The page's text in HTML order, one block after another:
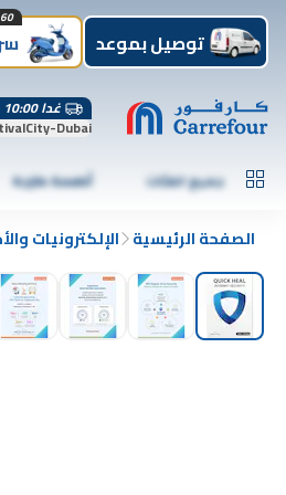
توصيل بموعد
60 دقيقة
غدا 10:00 ص
Dubai
جميع الفئات أطعمة طازجة
الصفحة الرئيسية الإلكترونيات